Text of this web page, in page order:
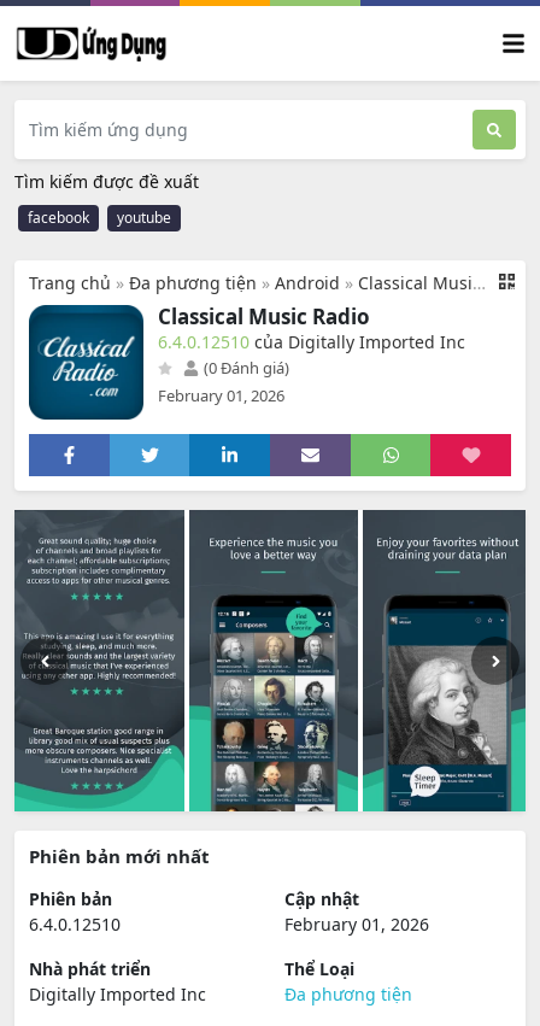
Tìm kiếm được đề xuất
facebook youtube
Trang chủ » Đa phương tiện » Android » Classical Music Radio
Classical Music Radio
6.4.0.12510 của Digitally Imported Inc
(0 Đánh giá)
February 01, 2026
Phiên bản mới nhất
Phiên bản
6.4.0.12510
Cập nhật
February 01, 2026
Nhà phát triển
Digitally Imported Inc
Thể Loại
Đa phương tiện